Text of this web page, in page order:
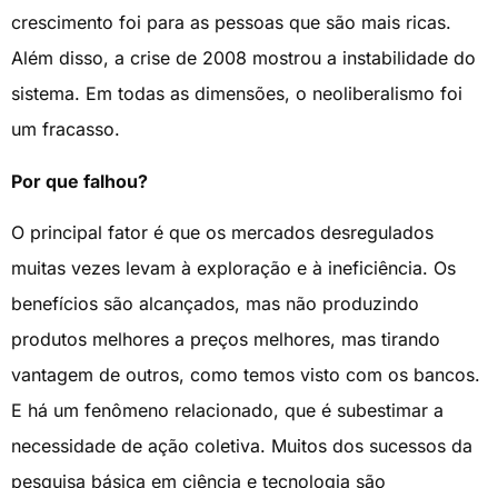
crescimento foi para as pessoas que são mais ricas.
Além disso, a crise de 2008 mostrou a instabilidade do
sistema. Em todas as dimensões, o neoliberalismo foi
um fracasso.
Por que falhou?
O principal fator é que os mercados desregulados
muitas vezes levam à exploração e à ineficiência. Os
benefícios são alcançados, mas não produzindo
produtos melhores a preços melhores, mas tirando
vantagem de outros, como temos visto com os bancos.
E há um fenômeno relacionado, que é subestimar a
necessidade de ação coletiva. Muitos dos sucessos da
pesquisa básica em ciência e tecnologia são